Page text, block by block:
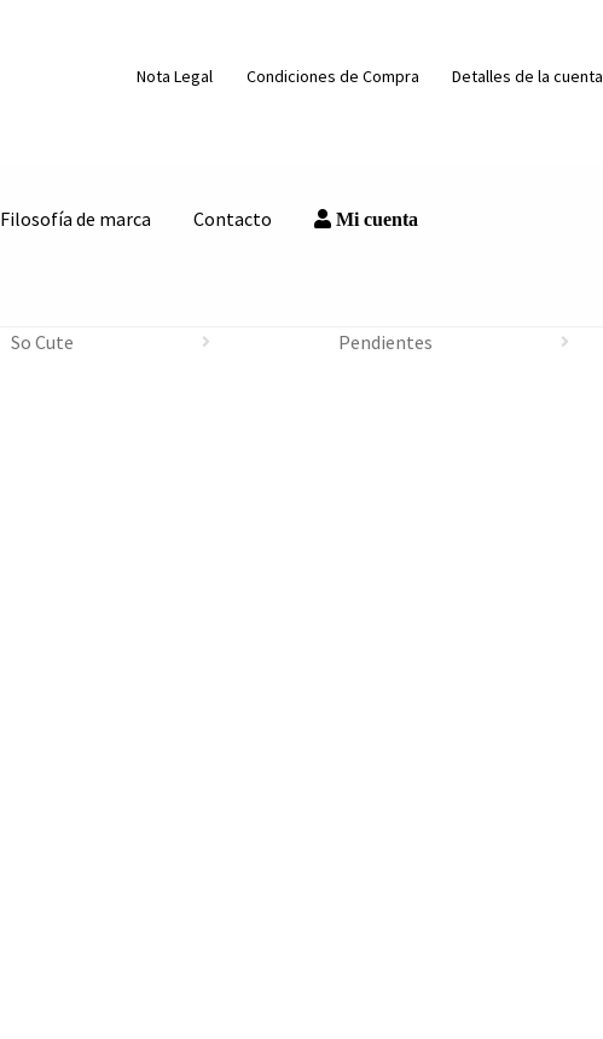
Nota Legal Condiciones de Compra Detalles de la cuenta
Filosofía de marca Contacto Mi cuenta
So Cute Pendientes